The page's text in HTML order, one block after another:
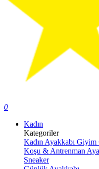
0
Kadın
Kategoriler
Kadın Ayakkabı Giyim
Koşu & Antrenman
Sneaker